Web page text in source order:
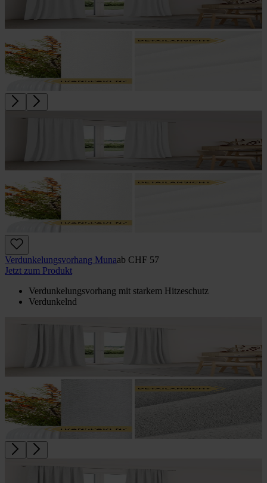
Verdunkelungs­vorhang Munaab CHF 57
Jetzt zum Produkt
Verdunkelungsvorhang mit starkem Hitzeschutz
Verdunkelnd